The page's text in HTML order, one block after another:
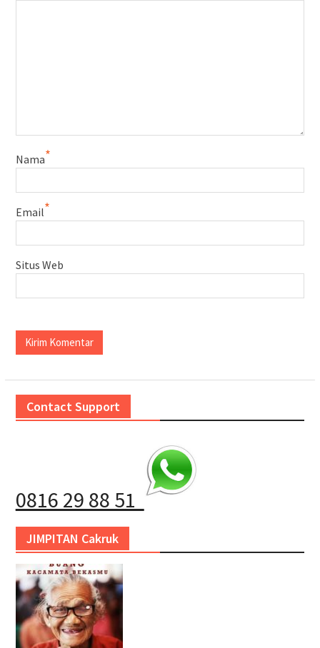
Nama*
Email*
Situs Web
Contact Support
0816 29 88 51
JIMPITAN Cakruk